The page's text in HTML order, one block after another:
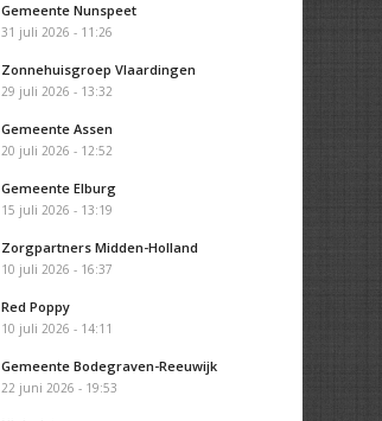
Gemeente Nunspeet
31 juli 2026 - 11:26
Zonnehuisgroep Vlaardingen
29 juli 2026 - 13:32
Gemeente Assen
20 juli 2026 - 12:52
Gemeente Elburg
15 juli 2026 - 13:19
Zorgpartners Midden-Holland
10 juli 2026 - 16:37
Red Poppy
10 juli 2026 - 14:11
Gemeente Bodegraven-Reeuwijk
22 juni 2026 - 19:53